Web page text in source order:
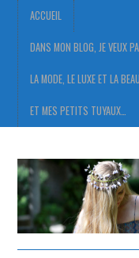
ACCUEIL
DANS MON BLOG, JE VEUX
LA MODE, LE LUXE ET LA
ET MES PETITS TUYAUX…